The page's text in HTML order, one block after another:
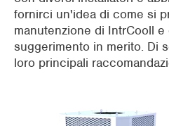
fornirci un'idea di come si
manutenzione di IntrCooll
suggerimento in merito. Di
loro principali